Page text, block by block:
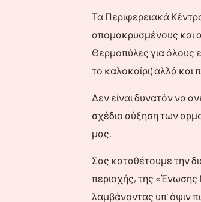
Τα Περιφερειακά
απομακρυσμένους και
Θερμοπύλες για όλους
το καλοκαίρι) αλλά και
Δεν είναι δυνατόν να
σχέδιο αύξηση των
μας.
Σας καταθέτουμε την
περιοχής, της «Ένωσης
λαμβάνοντας υπ’ όψιν